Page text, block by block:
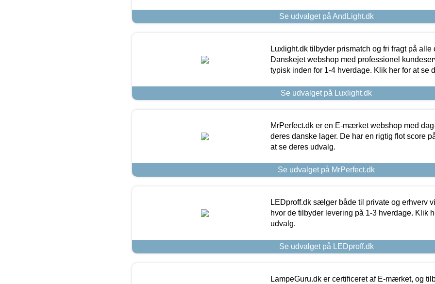
Se udvalget på AndLight.dk
Luxlight.dk tilbyder prismatch og fri fragt på alle
Danskejet webshop med professionel
typisk inden for 1-4 hverdage. Klik her for at se
Se udvalget på Luxlight.dk
MrPerfect.dk er en E-mærket webshop med
deres danske lager. De har en rigtig flot score
at se deres udvalg.
Se udvalget på MrPerfect.dk
LEDproff.dk sælger både til private og erhverv
hvor de tilbyder levering på 1-3 hverdage. Klik
udvalg.
Se udvalget på LEDproff.dk
LampeGuru.dk er certificeret af E-mærket, og